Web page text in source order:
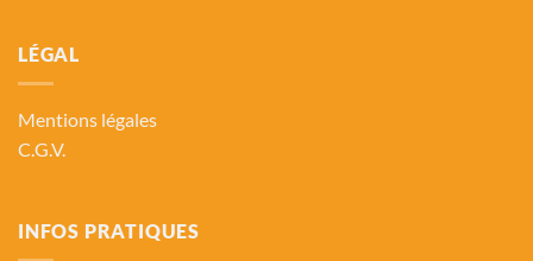
LÉGAL
Mentions légales
C.G.V.
INFOS PRATIQUES